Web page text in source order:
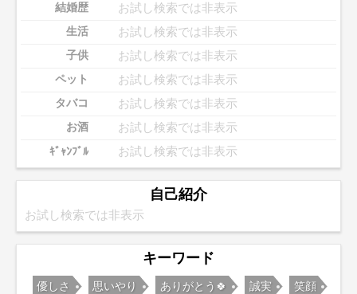
結婚歴 お試し検索では非表示
生活 お試し検索では非表示
子供 お試し検索では非表示
ペット お試し検索では非表示
タバコ お試し検索では非表示
お酒 お試し検索では非表示
ｷﾞｬﾝﾌﾞﾙ お試し検索では非表示
自己紹介
お試し検索では非表示
キーワード
優しさ 思いやり ありがとう🍀 誠実 笑顔